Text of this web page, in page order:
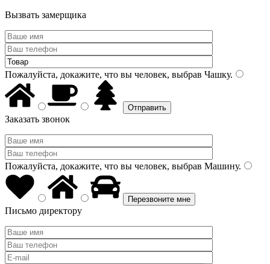
Вызвать замерщика
Пожалуйста, докажите, что вы человек, выбрав Чашку.
Заказать звонок
Пожалуйста, докажите, что вы человек, выбрав Машину.
Письмо директору